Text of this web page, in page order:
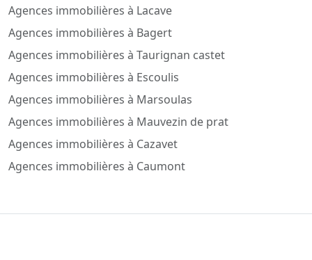
Agences immobilières à Lacave
Agences immobilières à Bagert
Agences immobilières à Taurignan castet
Agences immobilières à Escoulis
Agences immobilières à Marsoulas
Agences immobilières à Mauvezin de prat
Agences immobilières à Cazavet
Agences immobilières à Caumont